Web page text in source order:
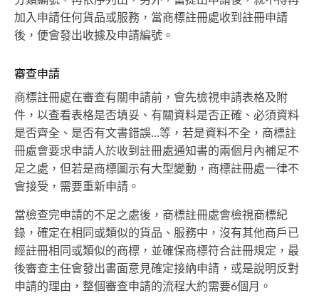
加入申請任何貨品或服務，當商標註冊處收到註冊申請
後，便會發出收據及申請編號。
審查申請
商標註冊處在審查有關申請前，會先檢視申請表格及附
件，以查看表格是否填妥、有關資料是否正確、必須資料
是否齊全、是否有文書錯誤...等，若是資料不全，商標註
冊處會要求申請人於收到註冊處通知書的兩個月內補足不
足之處，但若是商標圖示有大型變動，商標註冊處一律不
會接受，需要重新申請。
當檢查完申請的不足之處後，商標註冊處會檢視商標紀
錄，確定在相同或類似的貨品、服務中，沒有其他商戶已
經註冊相同或類似的商標，並確保商標符合註冊規定，最
後審查主任會發出書面意見確定接納申請，或是說明反對
申請的理由，整個審查申請的流程大約需要6個月。